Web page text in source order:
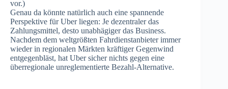
vor.)
Genau da könnte natürlich auch eine spannende
Perspektive für Uber liegen: Je dezentraler das
Zahlungsmittel, desto unabhägiger das Business.
Nachdem dem weltgrößten Fahrdienstanbieter immer
wieder in regionalen Märkten kräftiger Gegenwind
entgegenbläst, hat Uber sicher nichts gegen eine
überregionale unreglementierte Bezahl-Alternative.